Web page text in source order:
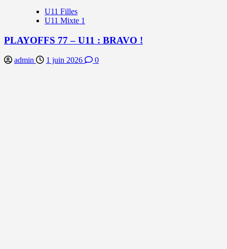
U11 Filles
U11 Mixte 1
PLAYOFFS 77 – U11 : BRAVO !
admin 1 juin 2026 0